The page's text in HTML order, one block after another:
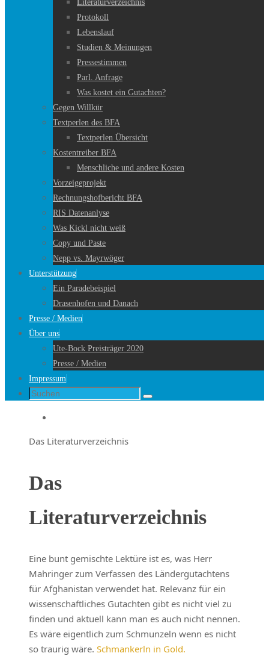
Literaturverzeichnis
Protokoll
Lebenslauf
Studien & Meinungen
Pressestimmen
Parl. Anfrage
Was kostet ein Gutachten?
Gegen Willkür
Textperlen des BFA
Textperlen Übersicht
Kostentreiber BFA
Menschliche und andere Kosten
Vorzeigeprojekt
Rechnungshofbericht BFA
RIS Datenanlyse
Was Kickl nicht weiß
Copy und Paste
Nepp vs. Mayrwöger
Unterstützung
Ein Paradebeispiel
Drasenhofen und Danach
Presse / Medien
Über uns
Ute-Bock Preisträger 2020
Presse / Medien
Impressum
Suche
Suchen
Startseite
Das Literaturverzeichnis
Das
Literaturverzeichnis
Eine bunt gemischte Lektüre ist es, was Herr
Mahringer zum Verfassen des Ländergutachtens
für Afghanistan verwendet hat. Relevanz für ein
wissenschaftliches Gutachten gibt es nicht viel zu
finden und aktuell kann man es auch nicht nennen.
Es wäre eigentlich zum Schmunzeln wenn es nicht
so traurig wäre. Schmankerln in Gold.